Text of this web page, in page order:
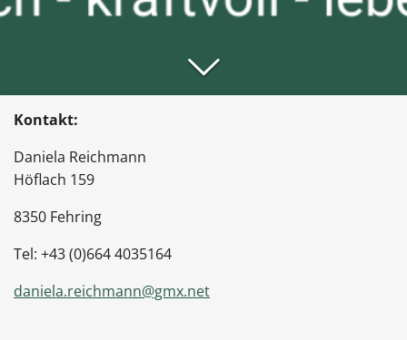
Kontakt:
Daniela Reichmann
Höflach 159
8350 Fehring
Tel: +43 (0)664 4035164
daniela.reichmann@gmx.net